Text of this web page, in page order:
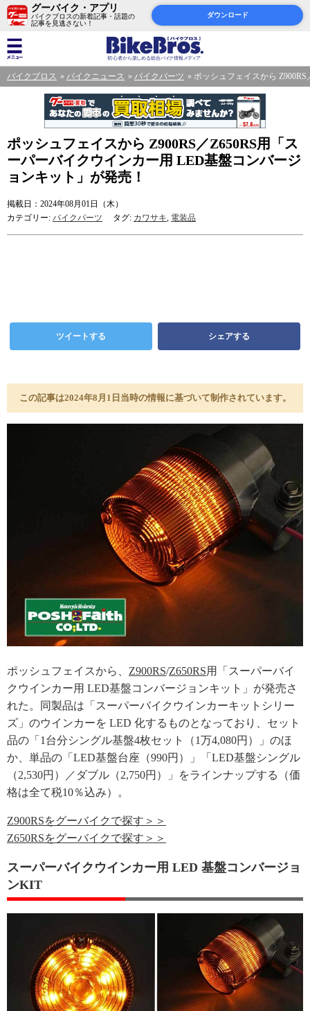
グーバイク・アプリ
バイクブロスの新着記事・話題の
記事を見逃さない！
ダウンロード
バイクブロス バイクニュース バイクパーツ ポッシュフェイスから
ポッシュフェイスから Z900RS／Z650RS用「ス
ーパーバイクウインカー用 LED基盤コンバージ
ョンキット」が発売！
掲載日：2024年08月01日（木）
カテゴリー: バイクパーツ タグ: カワサキ, 電装品
ツイートする シェアする
この記事は2024年8月1日当時の情報に基づいて制作されています。
ポッシュフェイスから、 Z900RS/Z650RS用「スーパーバイ
クウインカー用 LED基盤コンバージョンキット」が発売さ
れた。同製品は「スーパーバイクウインカーキットシリー
ズ」のウインカーを LED 化するものとなっており、セット
品の「1台分シングル基盤4枚セット（1万4,080円）」のほ
か、単品の「LED基盤台座（990円）」「LED基盤シングル
（2,530円）／ダブル（2,750円）」をラインナップする（価
格は全て税10％込み）。
Z900RSをグーバイクで探す＞＞
Z650RSをグーバイクで探す＞＞
スーパーバイクウインカー用 LED 基盤コンバージョ
ンKIT